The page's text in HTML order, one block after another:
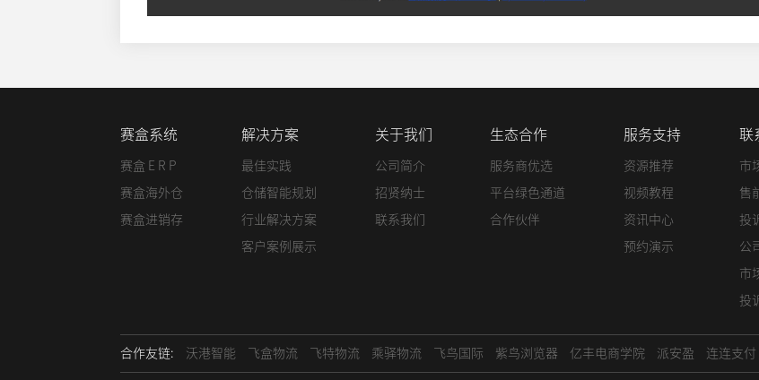
赛盒系统
赛盒 E R P
赛盒海外仓
赛盒进销存
解决方案
最佳实践
仓储智能规划
行业解决方案
客户案例展示
关于我们
公司简介
招贤纳士
联系我们
生态合作
服务商优选
平台绿色通道
合作伙伴
服务支持
资源推荐
视频教程
资讯中心
预约演示
联
市
售
投
公
市
投
合作友链: 沃港智能 飞盒物流 飞特物流 乘驿物流 飞鸟国际 紫鸟浏览器 亿丰电商学院 派安盈 连连支付